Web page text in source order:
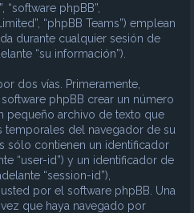
“software phpBB”,
“phpBB Teams”) emplean
durante cualquier sesión de
“su información”).
dos vías. Primeramente,
software phpBB crear un número
pequeño archivo de texto que
temporales del navegador de su
sólo contienen un identificador
“user-id”) y un identificador de
“session-id”),
por el software phpBB. Una
que haya navegado por